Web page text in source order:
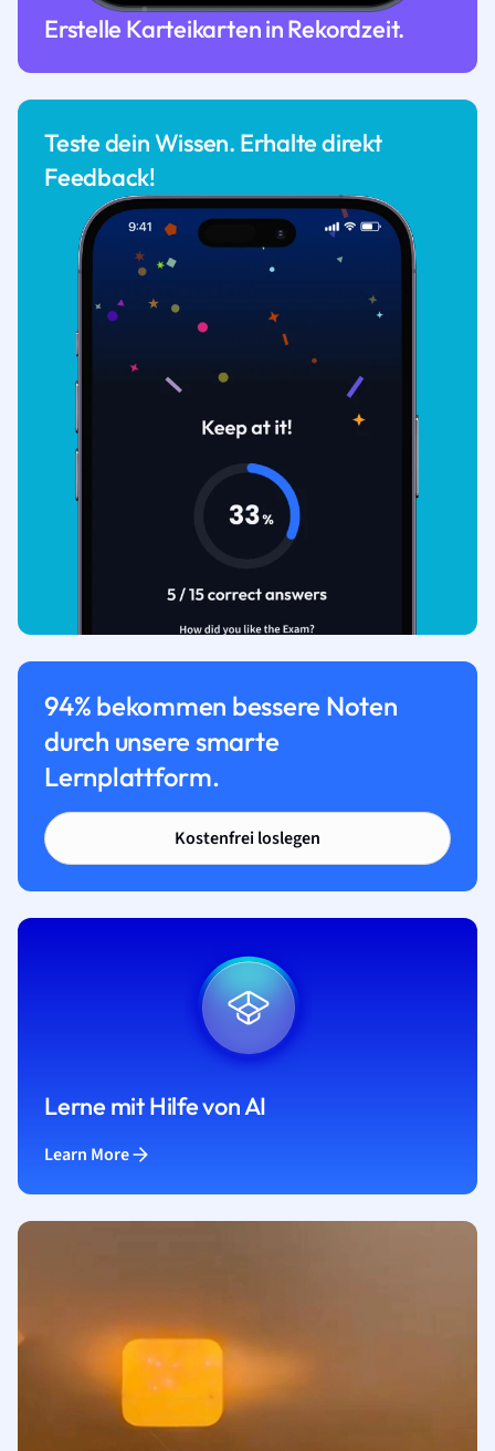
Erstelle Karteikarten in Rekordzeit.
Teste dein Wissen. Erhalte direkt
Feedback!
94% bekommen bessere Noten
durch unsere smarte
Lernplattform.
Kostenfrei loslegen
Lerne mit Hilfe von AI
Learn More